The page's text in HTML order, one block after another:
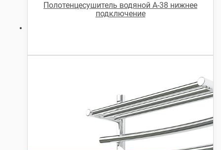
Полотенцесушитель водяной А-38 нижнее
подключение